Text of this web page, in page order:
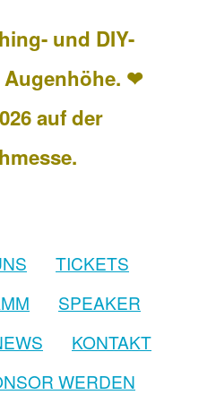
und DIY-
Augenhöhe. ❤
auf der
TICKETS
SPEAKER
KONTAKT
WERDEN